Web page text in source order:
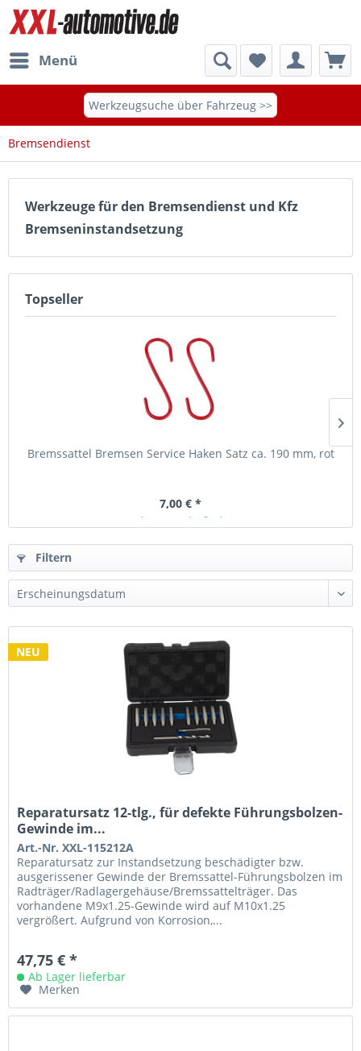
Menü
Werkzeugsuche über Fahrzeug >>
Bremsendienst
Werkzeuge für den Bremsendienst und Kfz
Bremseninstandsetzung
Topseller
Bremssattel Bremsen Service Haken Satz ca. 190 mm, rot
7,00 € *
Ab Lager lieferbar
Filtern
NEU
Reparatursatz 12-tlg., für defekte Führungsbolzen-
Gewinde im...
Art.-Nr. XXL-115212A
Reparatursatz zur Instandsetzung beschädigter bzw.
ausgerissener Gewinde der Bremssattel-Führungsbolzen im
Radträger/Radlagergehäuse/Bremssattelträger. Das
vorhandene M9x1.25-Gewinde wird auf M10x1.25
vergrößert. Aufgrund von Korrosion,...
47,75 € *
Ab Lager lieferbar
Merken